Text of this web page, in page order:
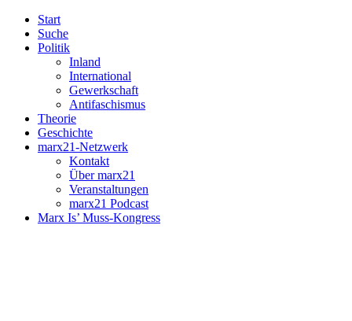
Start
Suche
Politik
Inland
International
Gewerkschaft
Antifaschismus
Theorie
Geschichte
marx21-Netzwerk
Kontakt
Über marx21
Veranstaltungen
marx21 Podcast
Marx Is’ Muss-Kongress